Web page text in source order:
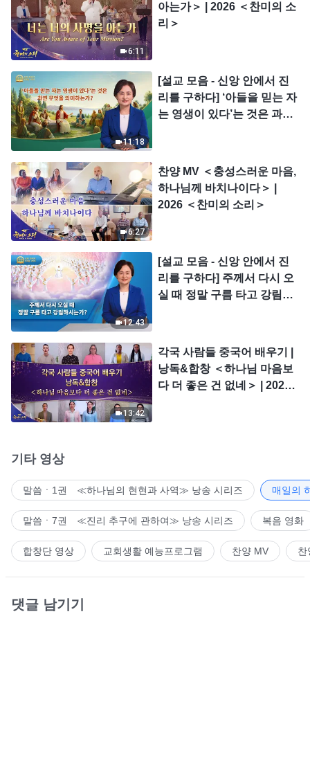
6:11
아는가＞ | 2026 ＜찬미의 소
리＞
11:18
[설교 모음 - 신앙 안에서 진
리를 구하다] ‘아들을 믿는 자
는 영생이 있다’는 것은 과연
6:27
찬양 MV ＜충성스러운 마음,
하나님께 바치나이다＞ |
2026 ＜찬미의 소리＞
12:43
[설교 모음 - 신앙 안에서 진
리를 구하다] 주께서 다시 오
실 때 정말 구름 타고 강림하
13:42
각국 사람들 중국어 배우기 |
낭독&합창 ＜하나님 마음보
다 더 좋은 건 없네＞ | 2026
기타 영상
말씀ㆍ1권 ≪하나님의 현현과 사역≫ 낭송 시리즈 매일의
말씀ㆍ7권 ≪진리 추구에 관하여≫ 낭송 시리즈 복음 영화
합창단 영상 교회생활 예능프로그램 찬양 MV 찬
댓글 남기기